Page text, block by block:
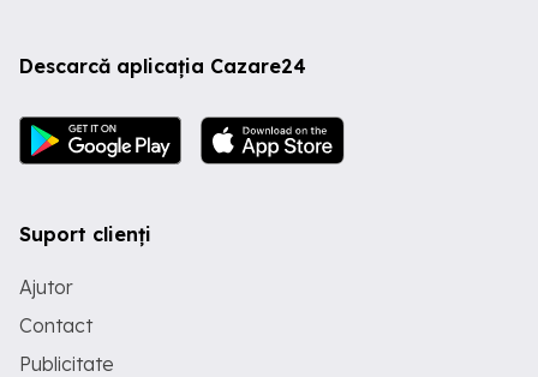
Descarcă aplicația Cazare24
Suport clienți
Ajutor
Contact
Publicitate